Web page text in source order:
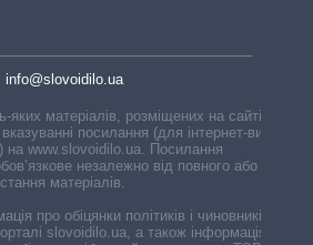
info@slovoidilo.ua
яких матеріалів, розміщених на сайті,
посилання (для інтернет-видань
на www.slovoidilo.ua. Посилання
незалежно від повного або
матеріалів.
про обіцянки політиків і чиновників,
slovoidilo.ua, а також інформація про